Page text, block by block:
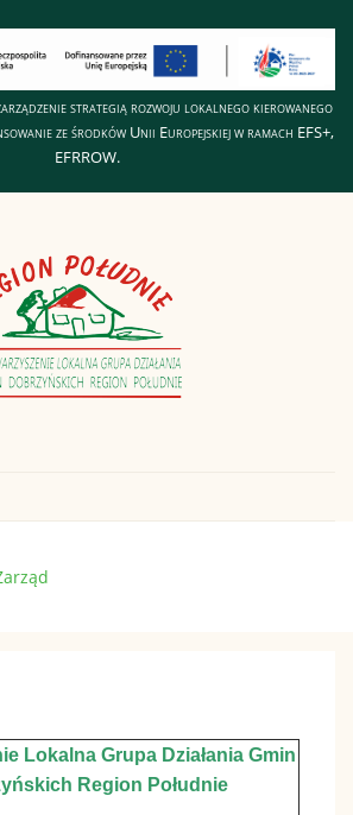
strategią rozwoju lokalnego kierowanego
ze środków Unii Europejskiej w ramach EFS+,
EFRROW.
Lokalna Grupa Działania Gmin
Region Południe